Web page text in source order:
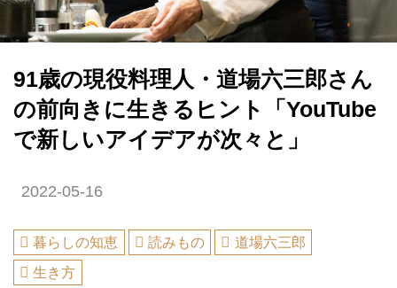
91歳の現役料理人・道場六三郎さん
の前向きに生きるヒント「YouTube
で新しいアイデアが次々と」
2022-05-16
暮らしの知恵 読みもの
道場六三郎
生き方